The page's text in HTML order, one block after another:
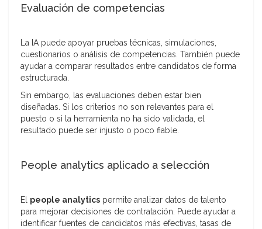
Evaluación de competencias
La IA puede apoyar pruebas técnicas, simulaciones,
cuestionarios o análisis de competencias. También puede
ayudar a comparar resultados entre candidatos de forma
estructurada.
Sin embargo, las evaluaciones deben estar bien
diseñadas. Si los criterios no son relevantes para el
puesto o si la herramienta no ha sido validada, el
resultado puede ser injusto o poco fiable.
People analytics aplicado a selección
El people analytics permite analizar datos de talento
para mejorar decisiones de contratación. Puede ayudar a
identificar fuentes de candidatos más efectivas, tasas de